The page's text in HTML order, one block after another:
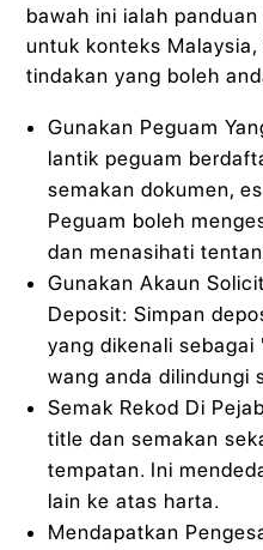
bawah ini ialah
untuk konteks
tindakan yang boleh
Gunakan Peguam
lantik peguam
semakan dokumen,
Peguam boleh
dan menasihati
Gunakan Akaun
Deposit: Simpan
yang dikenali
wang anda dilindungi
Semak Rekod Di
title dan semakan
tempatan. Ini
lain ke atas harta.
Mendapatkan